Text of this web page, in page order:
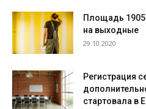
Площадь
на выходные
29.10.2020
Регистрация
стартовала в